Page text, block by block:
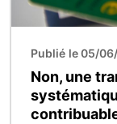
Publié le 05/
Non, une